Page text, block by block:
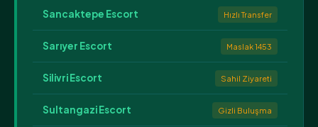
Sancaktepe Escort Hızlı Transfer
Sarıyer Escort Maslak 1453
Silivri Escort Sahil Ziyareti
Sultangazi Escort Gizli Buluşma